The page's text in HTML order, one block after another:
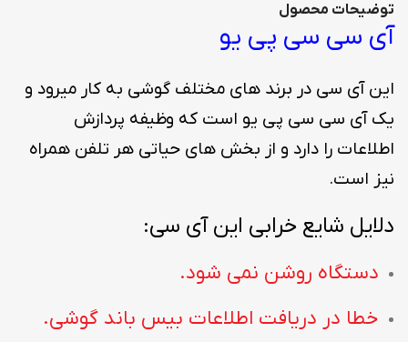
توضیحات محصول
آی سی سی پی یو
این آی سی در برند های مختلف گوشی به کار میرود و
یک آی سی سی پی یو است که وظیفه پردازش
اطلاعات را دارد و از بخش های حیاتی هر تلفن همراه
نیز است.
دلایل شایع خرابی این آی سی:
دستگاه روشن نمی شود.
خطا در دریافت اطلاعات بیس باند گوشی.